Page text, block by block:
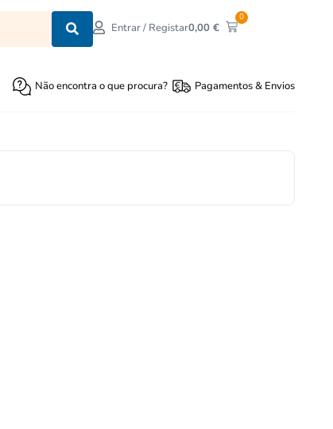
Entrar / Registar0,00€
0
Não encontra o que procura? Pagamentos & Envios